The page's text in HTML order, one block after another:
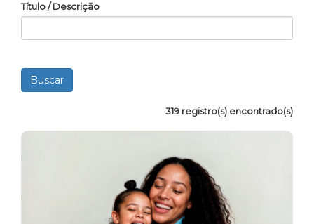
Título / Descrição
319 registro(s) encontrado(s)